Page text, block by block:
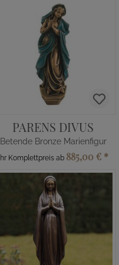
PARENS DIVUS
Betende Bronze Marienfigur
Ihr Komplettpreis ab 885,00 € *